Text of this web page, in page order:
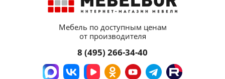
Мебель по доступным ценам
от производителя
8 (495) 266-34-40